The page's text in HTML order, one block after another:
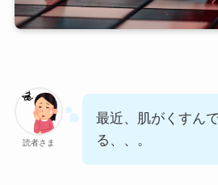
読者さま
最近、肌がくすん
る、、。